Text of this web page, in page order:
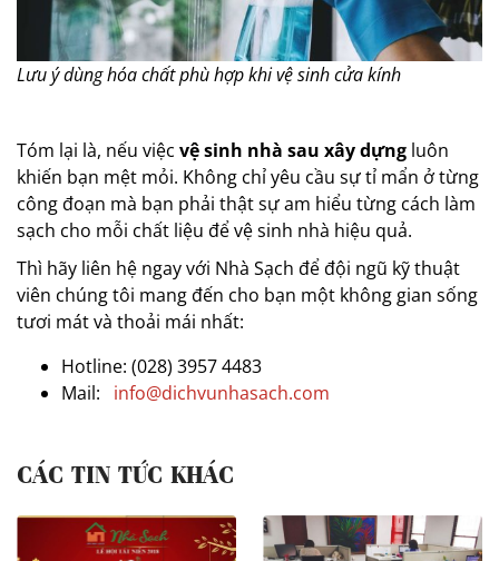
Lưu ý dùng hóa chất phù hợp khi vệ sinh cửa kính
Tóm lại là, nếu việc vệ sinh nhà sau xây dựng luôn
khiến bạn mệt mỏi. Không chỉ yêu cầu sự tỉ mẩn ở từng
công đoạn mà bạn phải thật sự am hiểu từng cách làm
sạch cho mỗi chất liệu để vệ sinh nhà hiệu quả.
Thì hãy liên hệ ngay với Nhà Sạch để đội ngũ kỹ thuật
viên chúng tôi mang đến cho bạn một không gian sống
tươi mát và thoải mái nhất:
Hotline: (028) 3957 4483
Mail: info@dichvunhasach.com
CÁC TIN TỨC KHÁC